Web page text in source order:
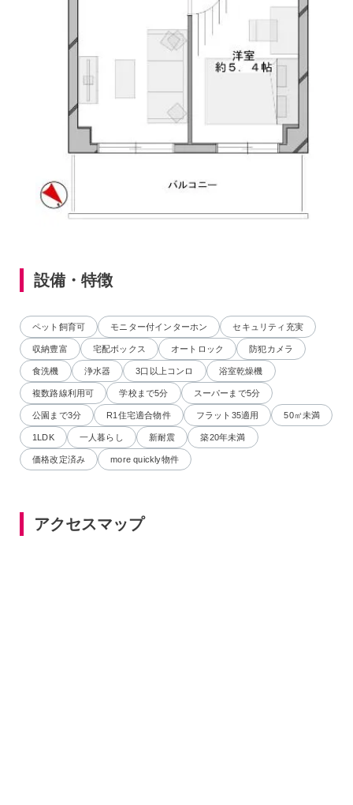
設備・特徴
ペット飼育可 モニター付インターホン セキュリティ充実
収納豊富 宅配ボックス オートロック 防犯カメラ
食洗機 浄水器 3口以上コンロ 浴室乾燥機
複数路線利用可 学校まで5分 スーパーまで5分
公園まで3分 R1住宅適合物件 フラット35適用 50㎡未満
1LDK 一人暮らし 新耐震 築20年未満
価格改定済み more quickly物件
アクセスマップ